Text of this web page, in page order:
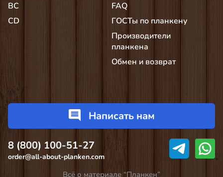
BC
CD
FAQ
ГОСТы по планкену
Производители
планкена
Обмен и возврат
Написать нам
8 (800) 100-51-27
order@all-about-planken.com
Всё о материале “Планкен”